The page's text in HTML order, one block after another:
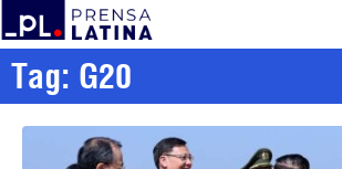
Tag: G20